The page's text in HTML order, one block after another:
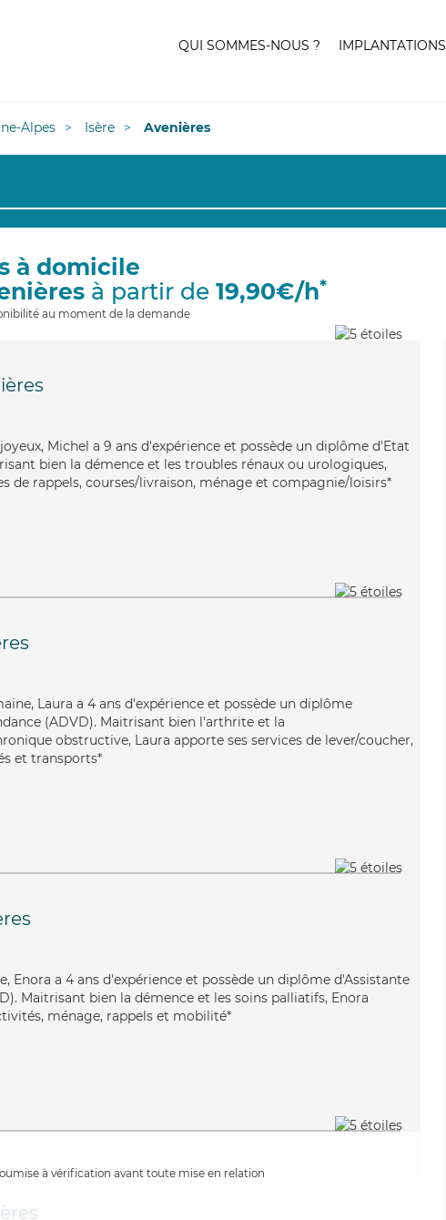
QUI SOMMES-NOUS ? IMPLANTATIONS
Alpes Isère Avenières
à domicile
à partir de 19,90€/h*
au moment de la demande
Michel a 9 ans d'expérience et possède un diplôme d'Etat
bien la démence et les troubles rénaux ou urologiques,
de rappels, courses/livraison, ménage et compagnie/loisirs*
Laura a 4 ans d'expérience et possède un diplôme
(ADVD). Maitrisant bien l'arthrite et la
obstructive, Laura apporte ses services de lever/coucher,
et transports*
Enora a 4 ans d'expérience et possède un diplôme d'Assistante
Maitrisant bien la démence et les soins palliatifs, Enora
ménage, rappels et mobilité*
à vérification avant toute mise en relation